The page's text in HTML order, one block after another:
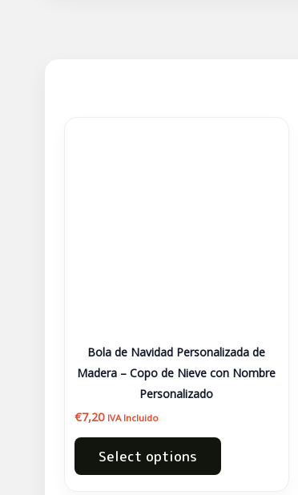
Bola de Navidad Personalizada de
Madera – Copo de Nieve con Nombre
Personalizado
€7,20 IVA Incluido
Select options